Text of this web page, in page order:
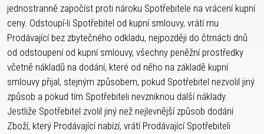
jednostranně započíst proti nároku Spotřebitele na vrácení kupní
ceny. Odstoupí-li Spotřebitel od kupní smlouvy, vrátí mu
Prodávající bez zbytečného odkladu, nejpozději do čtrnácti dnů
od odstoupení od kupní smlouvy, všechny peněžní prostředky
včetně nákladů na dodání, které od něho na základě kupní
smlouvy přijal, stejným způsobem, pokud Spotřebitel nezvolil jiný
způsob a pokud tím Spotřebiteli nevzniknou další náklady.
Jestliže Spotřebitel zvolil jiný než nejlevnější způsob dodání
Zboží, který Prodávající nabízí, vrátí Prodávající Spotřebiteli